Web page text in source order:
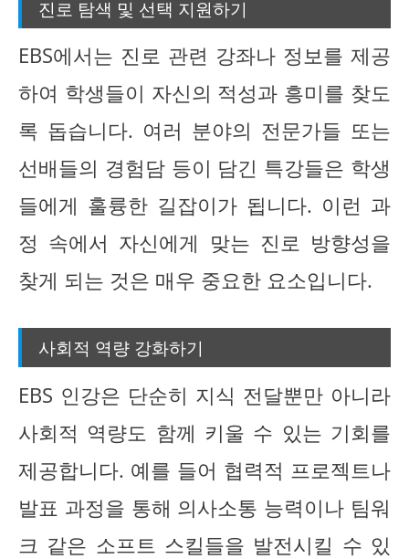
진로 탐색 및 선택 지원하기
EBS에서는 진로 관련 강좌나 정보를 제공
하여 학생들이 자신의 적성과 흥미를 찾도
록 돕습니다. 여러 분야의 전문가들 또는
선배들의 경험담 등이 담긴 특강들은 학생
들에게 훌륭한 길잡이가 됩니다. 이런 과
정 속에서 자신에게 맞는 진로 방향성을
찾게 되는 것은 매우 중요한 요소입니다.
사회적 역량 강화하기
EBS 인강은 단순히 지식 전달뿐만 아니라
사회적 역량도 함께 키울 수 있는 기회를
제공합니다. 예를 들어 협력적 프로젝트나
발표 과정을 통해 의사소통 능력이나 팀워
크 같은 소프트 스킬들을 발전시킬 수 있